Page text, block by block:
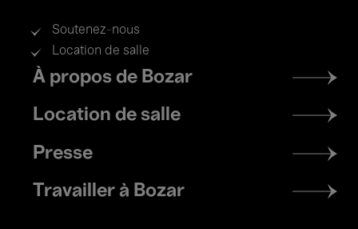
Soutenez-nous
Location de salle
Footer
menu
À propos de Bozar
Location de salle
Presse
Travailler à Bozar